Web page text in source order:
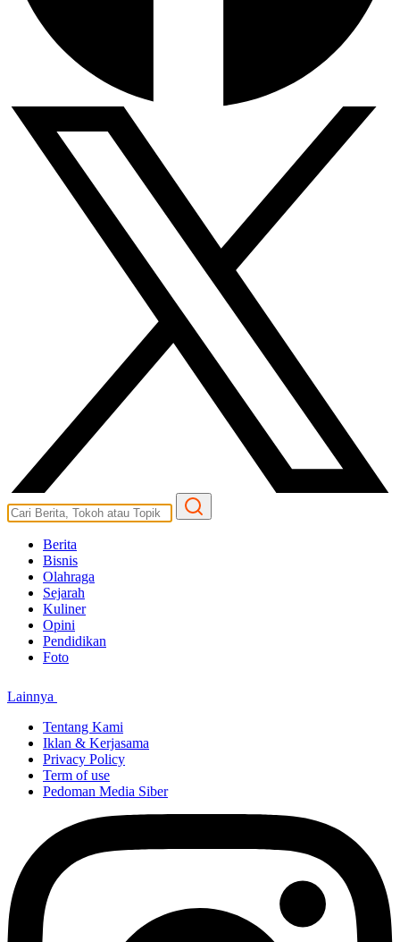
Berita
Bisnis
Olahraga
Sejarah
Kuliner
Opini
Pendidikan
Foto
Lainnya
Tentang Kami
Iklan & Kerjasama
Privacy Policy
Term of use
Pedoman Media Siber